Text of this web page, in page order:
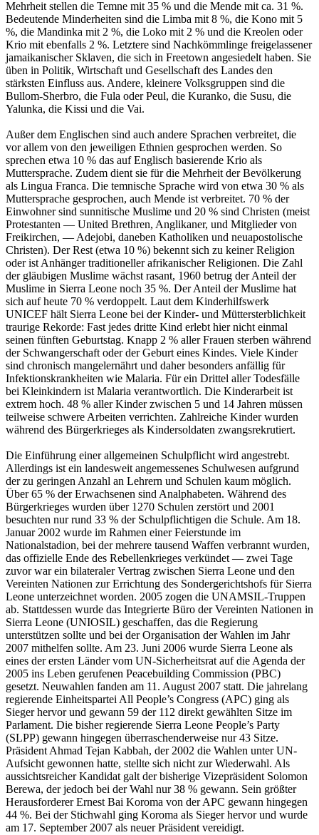
Mehrheit stellen die Temne mit 35 % und die Mende mit ca. 31 %.
Bedeutende Minderheiten sind die Limba mit 8 %, die Kono mit 5
%, die Mandinka mit 2 %, die Loko mit 2 % und die Kreolen oder
Krio mit ebenfalls 2 %. Letztere sind Nachkömmlinge freigelassener
jamaikanischer Sklaven, die sich in Freetown angesiedelt haben. Sie
üben in Politik, Wirtschaft und Gesellschaft des Landes den
stärksten Einfluss aus. Andere, kleinere Volksgruppen sind die
Bullom-Sherbro, die Fula oder Peul, die Kuranko, die Susu, die
Yalunka, die Kissi und die Vai.
Außer dem Englischen sind auch andere Sprachen verbreitet, die
vor allem von den jeweiligen Ethnien gesprochen werden. So
sprechen etwa 10 % das auf Englisch basierende Krio als
Muttersprache. Zudem dient sie für die Mehrheit der Bevölkerung
als Lingua Franca. Die temnische Sprache wird von etwa 30 % als
Muttersprache gesprochen, auch Mende ist verbreitet. 70 % der
Einwohner sind sunnitische Muslime und 20 % sind Christen (meist
Protestanten — United Brethren, Anglikaner, und Mitglieder von
Freikirchen, — Adejobi, daneben Katholiken und neuapostolische
Christen). Der Rest (etwa 10 %) bekennt sich zu keiner Religion
oder ist Anhänger traditioneller afrikanischer Religionen. Die Zahl
der gläubigen Muslime wächst rasant, 1960 betrug der Anteil der
Muslime in Sierra Leone noch 35 %. Der Anteil der Muslime hat
sich auf heute 70 % verdoppelt. Laut dem Kinderhilfswerk
UNICEF hält Sierra Leone bei der Kinder- und Müttersterblichkeit
traurige Rekorde: Fast jedes dritte Kind erlebt hier nicht einmal
seinen fünften Geburtstag. Knapp 2 % aller Frauen sterben während
der Schwangerschaft oder der Geburt eines Kindes. Viele Kinder
sind chronisch mangelernährt und daher besonders anfällig für
Infektionskrankheiten wie Malaria. Für ein Drittel aller Todesfälle
bei Kleinkindern ist Malaria verantwortlich. Die Kinderarbeit ist
extrem hoch. 48 % aller Kinder zwischen 5 und 14 Jahren müssen
teilweise schwere Arbeiten verrichten. Zahlreiche Kinder wurden
während des Bürgerkrieges als Kindersoldaten zwangsrekrutiert.
Die Einführung einer allgemeinen Schulpflicht wird angestrebt.
Allerdings ist ein landesweit angemessenes Schulwesen aufgrund
der zu geringen Anzahl an Lehrern und Schulen kaum möglich.
Über 65 % der Erwachsenen sind Analphabeten. Während des
Bürgerkrieges wurden über 1270 Schulen zerstört und 2001
besuchten nur rund 33 % der Schulpflichtigen die Schule. Am 18.
Januar 2002 wurde im Rahmen einer Feierstunde im
Nationalstadion, bei der mehrere tausend Waffen verbrannt wurden,
das offizielle Ende des Rebellenkrieges verkündet — zwei Tage
zuvor war ein bilateraler Vertrag zwischen Sierra Leone und den
Vereinten Nationen zur Errichtung des Sondergerichtshofs für Sierra
Leone unterzeichnet worden. 2005 zogen die UNAMSIL-Truppen
ab. Stattdessen wurde das Integrierte Büro der Vereinten Nationen in
Sierra Leone (UNIOSIL) geschaffen, das die Regierung
unterstützen sollte und bei der Organisation der Wahlen im Jahr
2007 mithelfen sollte. Am 23. Juni 2006 wurde Sierra Leone als
eines der ersten Länder vom UN-Sicherheitsrat auf die Agenda der
2005 ins Leben gerufenen Peacebuilding Commission (PBC)
gesetzt. Neuwahlen fanden am 11. August 2007 statt. Die jahrelang
regierende Einheitspartei All People’s Congress (APC) ging als
Sieger hervor und gewann 59 der 112 direkt gewählten Sitze im
Parlament. Die bisher regierende Sierra Leone People’s Party
(SLPP) gewann hingegen überraschenderweise nur 43 Sitze.
Präsident Ahmad Tejan Kabbah, der 2002 die Wahlen unter UN-
Aufsicht gewonnen hatte, stellte sich nicht zur Wiederwahl. Als
aussichtsreicher Kandidat galt der bisherige Vizepräsident Solomon
Berewa, der jedoch bei der Wahl nur 38 % gewann. Sein größter
Herausforderer Ernest Bai Koroma von der APC gewann hingegen
44 %. Bei der Stichwahl ging Koroma als Sieger hervor und wurde
am 17. September 2007 als neuer Präsident vereidigt.